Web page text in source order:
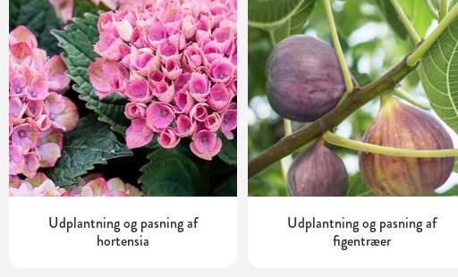
Udplantning og pasning af
hortensia
Udplantning og pasning af
figentræer